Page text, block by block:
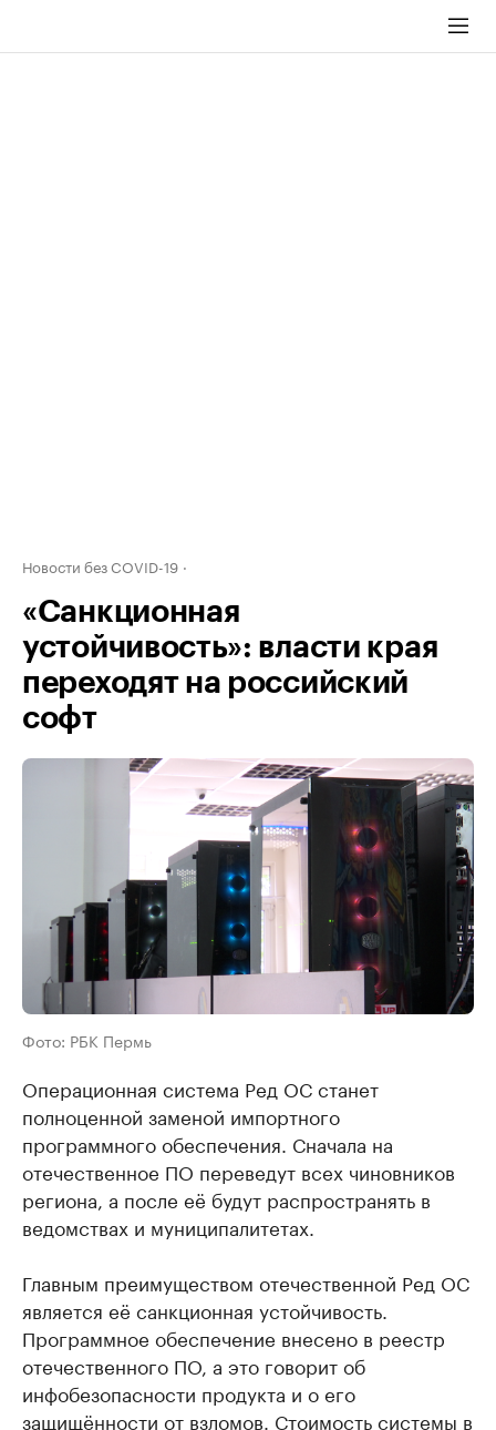
Новости без COVID-19
«Санкционная
устойчивость»: власти края
переходят на российский
софт
Фото: РБК Пермь
Операционная система Ред ОС станет
полноценной заменой импортного
программного обеспечения. Сначала на
отечественное ПО переведут всех чиновников
региона, а после её будут распространять в
ведомствах и муниципалитетах.
Главным преимуществом отечественной Ред ОС
является её санкционная устойчивость.
Программное обеспечение внесено в реестр
отечественного ПО, а это говорит об
инфобезопасности продукта и о его
защищённости от взломов. Стоимость системы в